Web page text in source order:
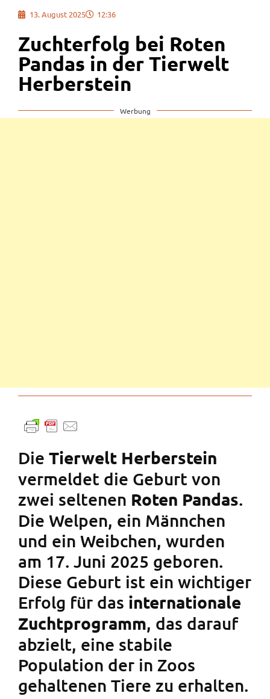
13. August 2025 12:36
Zuchterfolg bei Roten
Pandas in der Tierwelt
Herberstein
Werbung
Die Tierwelt Herberstein
vermeldet die Geburt von
zwei seltenen Roten Pandas.
Die Welpen, ein Männchen
und ein Weibchen, wurden
am 17. Juni 2025 geboren.
Diese Geburt ist ein wichtiger
Erfolg für das internationale
Zuchtprogramm, das darauf
abzielt, eine stabile
Population der in Zoos
gehaltenen Tiere zu erhalten.